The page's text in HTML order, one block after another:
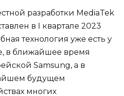
разработки MediaTek
в I квартале 2023
технология уже есть у
в ближайшее время
Samsung, а в
будущем
многих